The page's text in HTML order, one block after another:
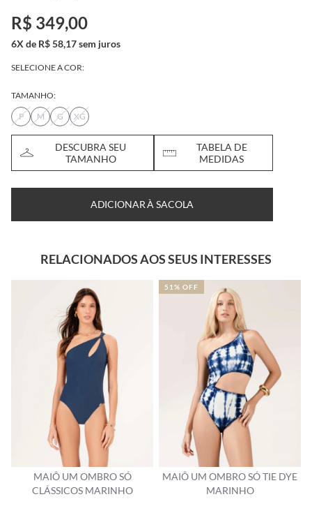
R$ 349,00
6X de R$ 58,17 sem juros
SELECIONE A COR:
TAMANHO:
P
M G XG
DESCUBRA SEU
TAMANHO
TABELA DE
MEDIDAS
ADICIONAR À SACOLA
RELACIONADOS AOS SEUS INTERESSES
MAIÔ UM OMBRO SÓ
CLÁSSICOS MARINHO
MAIÔ UM OMBRO SÓ TIE DYE
MARINHO
51% OFF